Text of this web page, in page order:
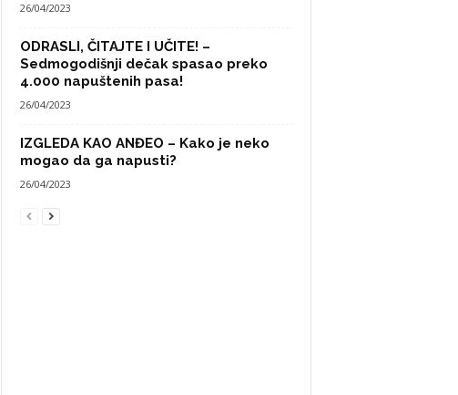
26/04/2023
ODRASLI, ČITAJTE I UČITE! –
Sedmogodišnji dečak spasao preko
4.000 napuštenih pasa!
26/04/2023
IZGLEDA KAO ANĐEO – Kako je neko
mogao da ga napusti?
26/04/2023